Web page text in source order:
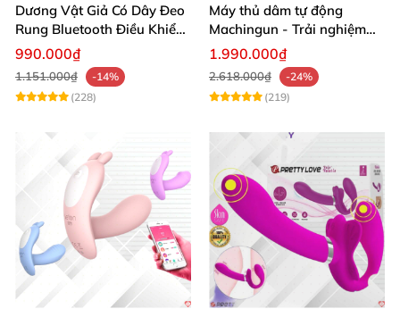
Dương Vật Giả Có Dây Đeo
Rung Bluetooth Điều Khiển
Qua App Cho Les
990.000₫
1.151.000₫
-14%
(228)
Máy thủ dâm tự động
Machingun - Trải nghiệm
mạnh mẽ, cực đã
1.990.000₫
2.618.000₫
-24%
(219)